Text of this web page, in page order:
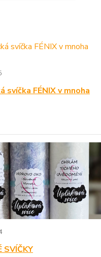
svíčka FÉNIX v mnoha
SVÍČKY